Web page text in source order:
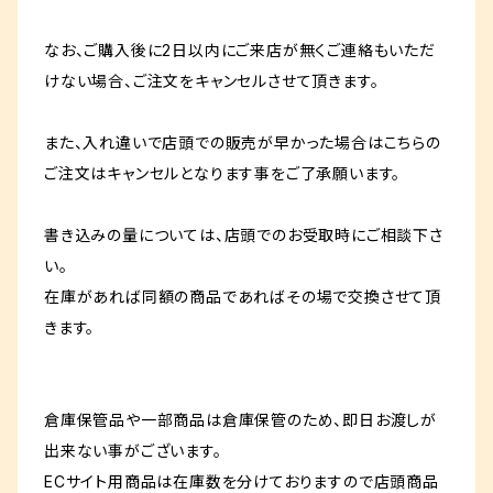
なお、ご購入後に2日以内にご来店が無くご連絡もいただ
けない場合、ご注文をキャンセルさせて頂きます。
また、入れ違いで店頭での販売が早かった場合はこちらの
ご注文はキャンセルとなります事をご了承願います。
書き込みの量については、店頭でのお受取時にご相談下さ
い。
在庫があれば同額の商品であればその場で交換させて頂
きます。
倉庫保管品や一部商品は倉庫保管のため、即日お渡しが
出来ない事がございます。
ECサイト用商品は在庫数を分けておりますので店頭商品